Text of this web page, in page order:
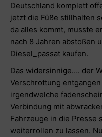
Deutschland komplett
jetzt die Füße stillhalten
da alles kommt, musste
nach 8 Jahren abstoßen
Diesel_passat kaufen.
Das widersinnige…. der
Verschrottung
irgendwelche
Verbindung mit
Fahrzeuge in die Presse
weiterrollen zu lassen.